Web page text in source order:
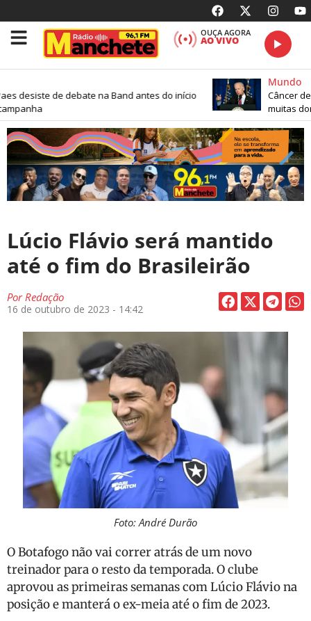
OUÇA AGORA
AO VIVO
desiste de debate na Band antes do início
Mundo
Câncer
muitas
Lúcio Flávio será mantido
até o fim do Brasileirão
PorRedação
16 de outubro de 2023 - 14:42
Foto: André Durão
O Botafogo não vai correr atrás de um novo
treinador para o resto da temporada. O clube
aprovou as primeiras semanas com Lúcio Flávio na
posição e manterá o ex-meia até o fim de 2023.